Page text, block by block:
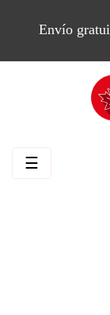
Envío
Navegación
☰